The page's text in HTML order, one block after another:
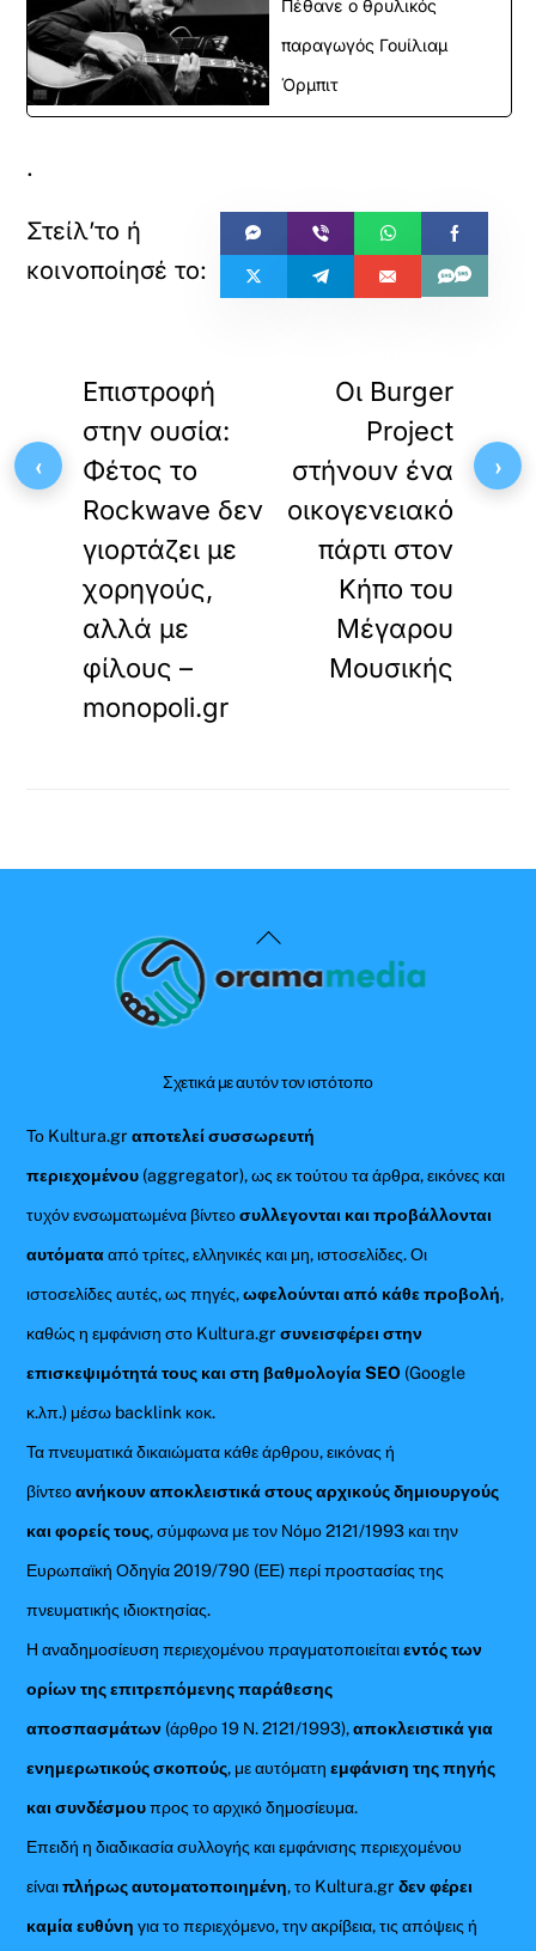
Πέθανε ο θρυλικός
παραγωγός Γουίλιαμ
Όρμπιτ
.
Επιστροφή
στην ουσία:
Φέτος το
Rockwave δεν
γιορτάζει με
χορηγούς,
αλλά με
φίλους –
monopoli.gr
Οι Burger
Project
στήνουν ένα
οικογενειακό
πάρτι στον
Κήπο του
Μέγαρου
Μουσικής
Back
To
Σχετικά με αυτόν τον ιστότοπο
Το Kultura.grαποτελεί συσσωρευτή
περιεχομένου (aggregator), ως εκ τούτου τα άρθρα, εικόνες και
τυχόν ενσωματωμένα βίντεοσυλλεγονται και προβάλλονται
αυτόματααπό τρίτες, ελληνικές και μη, ιστοσελίδες. Οι
ιστοσελίδες αυτές, ως πηγές,ωφελούνται από κάθε προβολή,
καθώς η εμφάνιση στο Kultura.gr συνεισφέρει στην
επισκεψιμότητά τους και στη βαθμολογία SEO (Google
κ.λπ.) μέσω backlink κοκ.
Τα πνευματικά δικαιώματα κάθε άρθρου, εικόνας ή
βίντεοανήκουν αποκλειστικά στους αρχικούς δημιουργούς
και φορείς τους, σύμφωνα με τον Νόμο 2121/1993 και την
Ευρωπαϊκή Οδηγία 2019/790 (ΕΕ) περί προστασίας της
πνευματικής ιδιοκτησίας.
Η αναδημοσίευση περιεχομένου πραγματοποιείταιεντός των
ορίων της επιτρεπόμενης παράθεσης
αποσπασμάτων (άρθρο 19 Ν. 2121/1993),αποκλειστικά για
ενημερωτικούς σκοπούς, με αυτόματηεμφάνιση της πηγής
και συνδέσμουπρος το αρχικό δημοσίευμα.
Επειδή η διαδικασία συλλογής και εμφάνισης περιεχομένου
είναιπλήρως αυτοματοποιημένη, το Kultura.grδεν φέρει
καμία ευθύνη για το περιεχόμενο, την ακρίβεια, τις απόψεις ή
‹ ›